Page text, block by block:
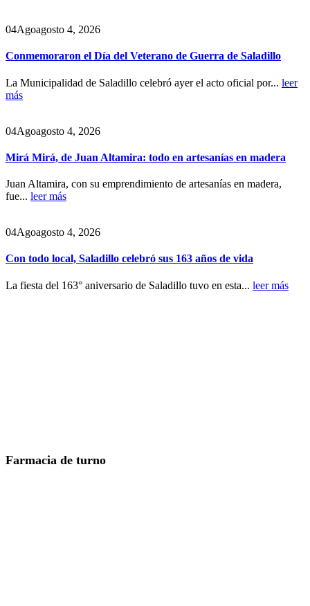
04Agoagosto 4, 2026
Conmemoraron el Día del Veterano de Guerra de Saladillo
La Municipalidad de Saladillo celebró ayer el acto oficial por... leer
más
04Agoagosto 4, 2026
Mirá Mirá, de Juan Altamira: todo en artesanías en madera
Juan Altamira, con su emprendimiento de artesanías en madera,
fue... leer más
04Agoagosto 4, 2026
Con todo local, Saladillo celebró sus 163 años de vida
La fiesta del 163° aniversario de Saladillo tuvo en esta... leer más
Farmacia de turno